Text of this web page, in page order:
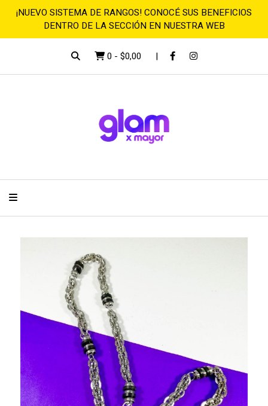
¡NUEVO SISTEMA DE RANGOS! CONOCÉ SUS BENEFICIOS
DENTRO DE LA SECCIÓN EN NUESTRA WEB
0 - $0,00